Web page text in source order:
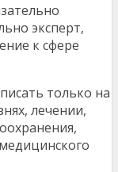
эксперт,
к сфере
только на
лечении,